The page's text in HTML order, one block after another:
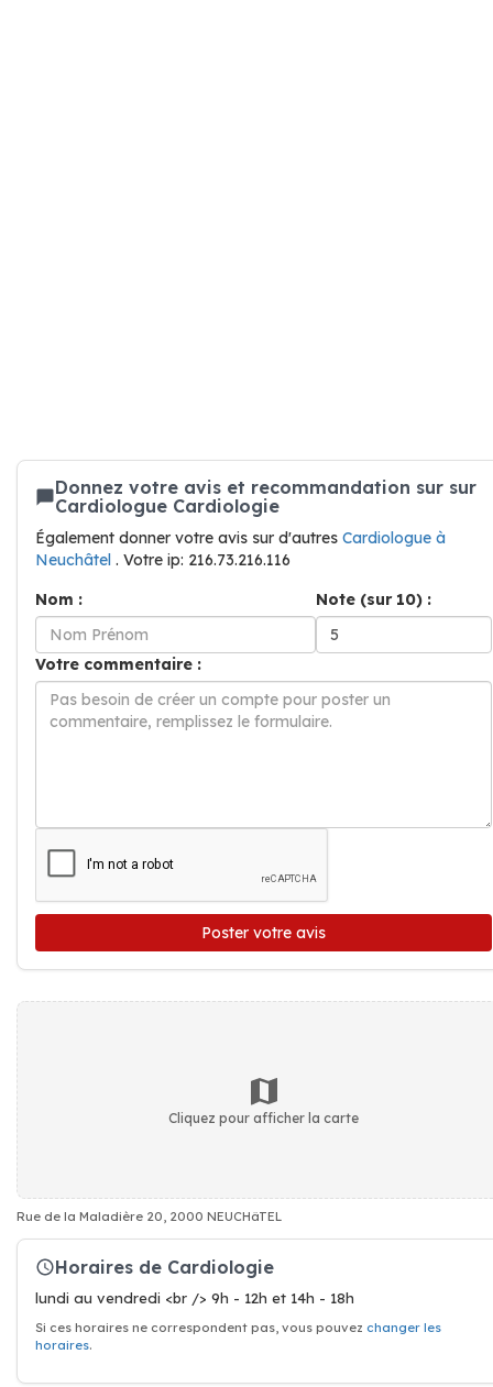
Donnez votre avis et recommandation sur sur
Cardiologue Cardiologie
Également donner votre avis sur d'autres Cardiologue à
Neuchâtel . Votre ip: 216.73.216.116
Nom :
Note (sur 10) :
Votre commentaire :
Poster votre avis
Cliquez pour afficher la carte
Rue de la Maladière 20, 2000 NEUCHâTEL
Horaires de Cardiologie
lundi au vendredi <br /> 9h - 12h et 14h - 18h
Si ces horaires ne correspondent pas, vous pouvez changer les
horaires.